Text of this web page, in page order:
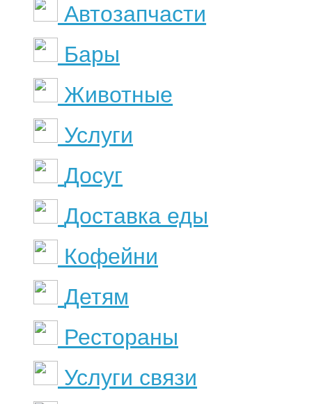
Автозапчасти
Бары
Животные
Услуги
Досуг
Доставка еды
Кофейни
Детям
Рестораны
Услуги связи